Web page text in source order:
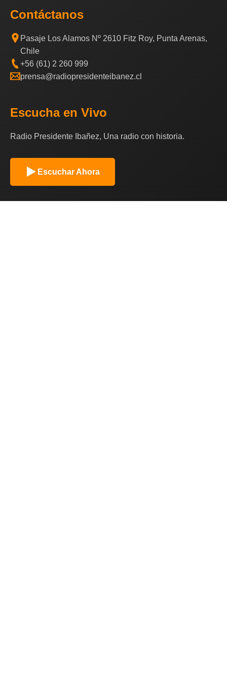
Contáctanos
Pasaje Los Alamos Nº 2610 Fitz Roy, Punta Arenas,
Chile
+56 (61) 2 260 999
prensa@radiopresidenteibanez.cl
Escucha en Vivo
Radio Presidente Ibañez, Una radio con historia.
Escuchar Ahora